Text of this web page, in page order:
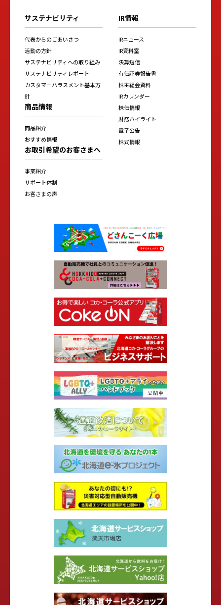
サステナビリティ
代表からのごあいさつ
活動の方針
サステナビリティへの取り組み
サステナビリティレポート
カスタマーハラスメント基本方
針
商品情報
商品紹介
おすすめ情報
お取引希望のお客さまへ
事業紹介
サポート体制
お客さまの声
IR情報
IRニュース
IR資料室
決算短信
有価証券報告書
株主総会資料
IRカレンダー
株価情報
財務ハイライト
電子公告
株式情報